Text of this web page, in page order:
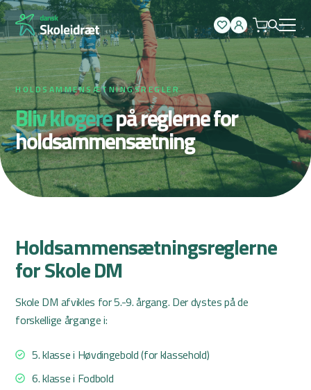
Spring
til
indhold
HOLDSAMMENSÆTNINGSREGLER
Bliv klogerepå reglernefor
holdsammensætning
Holdsammensætningsreglerne
for Skole DM
Skole DM afvikles for 5.-9. årgang. Der dystes på de
forskellige årgange i:
5. klasse i Høvdingebold (for klassehold)
6. klasse i Fodbold